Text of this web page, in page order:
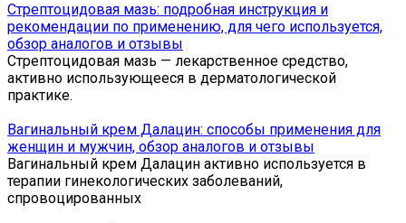
Стрептоцидовая мазь: подробная инструкция и
рекомендации по применению, для чего используется,
обзор аналогов и отзывы
Стрептоцидовая мазь — лекарственное средство,
активно использующееся в дерматологической
практике.
Вагинальный крем Далацин: способы применения для
женщин и мужчин, обзор аналогов и отзывы
Вагинальный крем Далацин активно используется в
терапии гинекологических заболеваний,
спровоцированных